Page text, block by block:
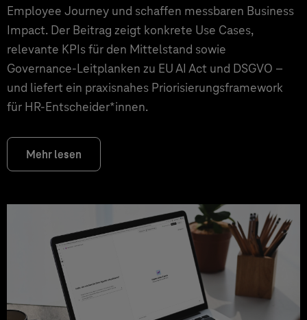
Employee Journey und schaffen messbaren Business
Impact. Der Beitrag zeigt konkrete Use Cases,
relevante KPIs für den Mittelstand sowie
Governance‑Leitplanken zu EU AI Act und DSGVO –
und liefert ein praxisnahes Priorisierungsframework
für HR‑Entscheider*innen.
Mehr lesen